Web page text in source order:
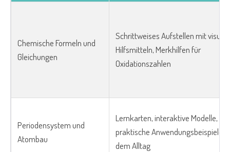
Chemische Formeln und
Gleichungen
Schrittweises Aufstellen mit
Hilfsmitteln, Merkhilfen für
Oxidationszahlen
Periodensystem und
Atombau
Lernkarten, interaktive Modelle,
praktische Anwendungsbeispiele
dem Alltag